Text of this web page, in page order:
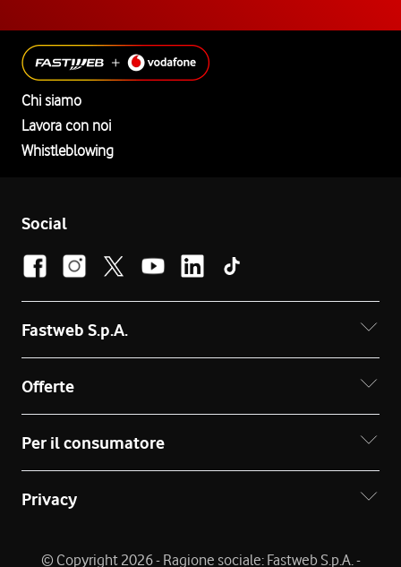
Chi siamo
Lavora con noi
Whistleblowing
Social
Fastweb S.p.A.
Offerte
Per il consumatore
Privacy
© Copyright 2026 - Ragione sociale: Fastweb S.p.A. -